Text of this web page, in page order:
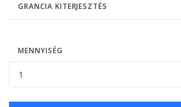
GRANCIA KITERJESZTÉS
MENNYISÉG